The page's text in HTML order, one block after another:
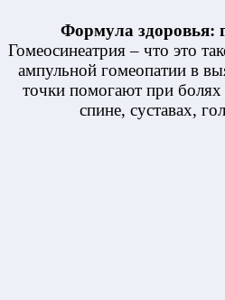
Формула здоровья:
Гомеосинеатрия – что это
ампульной гомеопатии в
точки помогают при
спине, суставах,